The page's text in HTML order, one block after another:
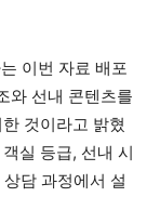
이번 자료 배포
와 선내 콘텐츠를
것이라고 밝혔
실 등급, 선내 시
담 과정에서 설